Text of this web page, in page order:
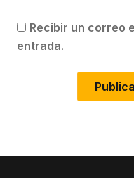
Recibir un correo
entrada.